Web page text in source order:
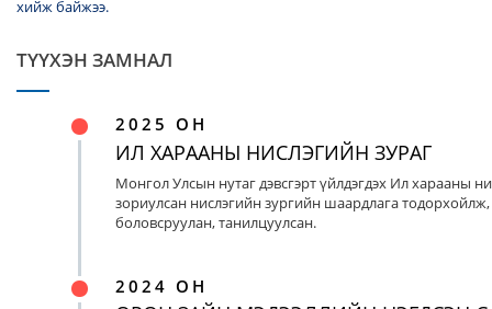
хийж байжээ.
ТҮҮХЭН ЗАМНАЛ
2025 ОН
ИЛ ХАРААНЫ НИСЛЭГИЙН ЗУРАГ
Монгол Улсын нутаг дэвсгэрт үйлдэгдэх Ил харааны
зориулсан нислэгийн зургийн шаардлага тодорхойлж,
боловсруулан, танилцуулсан.
2024 ОН